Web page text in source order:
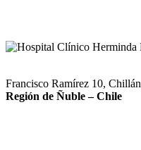
Francisco Ramírez 10, Chillán
Región de Ñuble – Chile